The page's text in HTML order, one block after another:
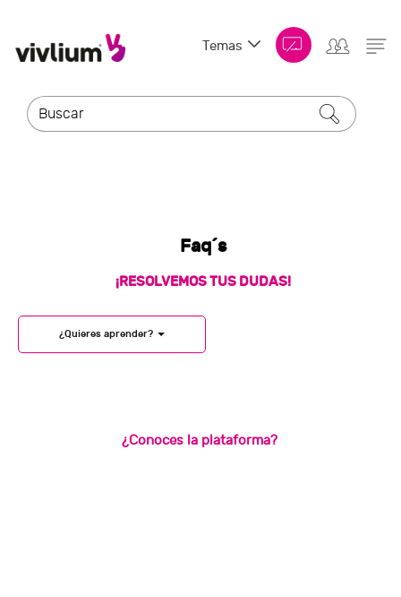
Temas
Faq´s
¡RESOLVEMOS TUS DUDAS!
¿Quieres aprender?
¿Conoces la plataforma?